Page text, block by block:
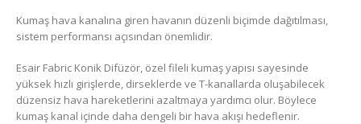
Kumaş hava kanalına giren havanın düzenli biçimde dağıtılması,
sistem performansı açısından önemlidir.
Esair Fabric Konik Difüzör, özel fileli kumaş yapısı sayesinde
yüksek hızlı girişlerde, dirseklerde ve T-kanallarda oluşabilecek
düzensiz hava hareketlerini azaltmaya yardımcı olur. Böylece
kumaş kanal içinde daha dengeli bir hava akışı hedeflenir.